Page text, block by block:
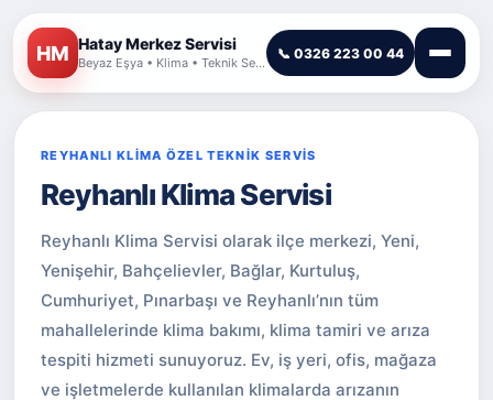
HM Hatay Merkez Servisi
Beyaz Eşya • Klima • Teknik Servis
📞 0326 223 00 44
REYHANLI KLİMA ÖZEL TEKNİK SERVİS
Reyhanlı Klima Servisi
Reyhanlı Klima Servisi olarak ilçe merkezi, Yeni,
Yenişehir, Bahçelievler, Bağlar, Kurtuluş,
Cumhuriyet, Pınarbaşı ve Reyhanlı’nın tüm
mahallelerinde klima bakımı, klima tamiri ve arıza
tespiti hizmeti sunuyoruz. Ev, iş yeri, ofis, mağaza
ve işletmelerde kullanılan klimalarda arızanın